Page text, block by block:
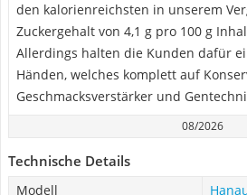
den kalorienreichsten in unserem
Zuckergehalt von 4,1 g pro 100 g
Allerdings halten die Kunden dafür
Händen, welches komplett auf
Geschmacksverstärker und
08/2026
Technische Details
Modell